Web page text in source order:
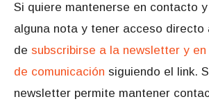
Si quiere mantenerse en contacto
alguna nota y tener acceso directo
de subscribirse a la newsletter y
de comunicación siguiendo el link.
newsletter permite mantener